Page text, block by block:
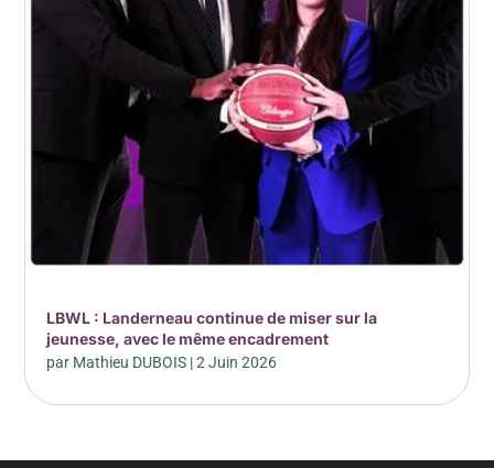
LBWL : Landerneau continue de miser sur la
jeunesse, avec le même encadrement
par Mathieu DUBOIS |2 Juin 2026